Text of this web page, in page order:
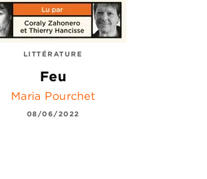
LITTÉRATURE
Feu
Maria Pourchet
08/06/2022